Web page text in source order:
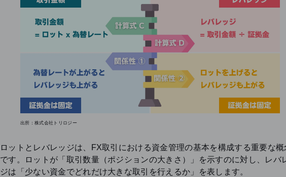
出所：株式会社トリロジー
ロットとレバレッジは、FX取引における資金管理の基本を構成する重要な概
です。ロットが「取引数量（ポジションの大きさ）」を示すのに対し、レバ
ジは「少ない資金でどれだけ大きな取引を行えるか」を表します。